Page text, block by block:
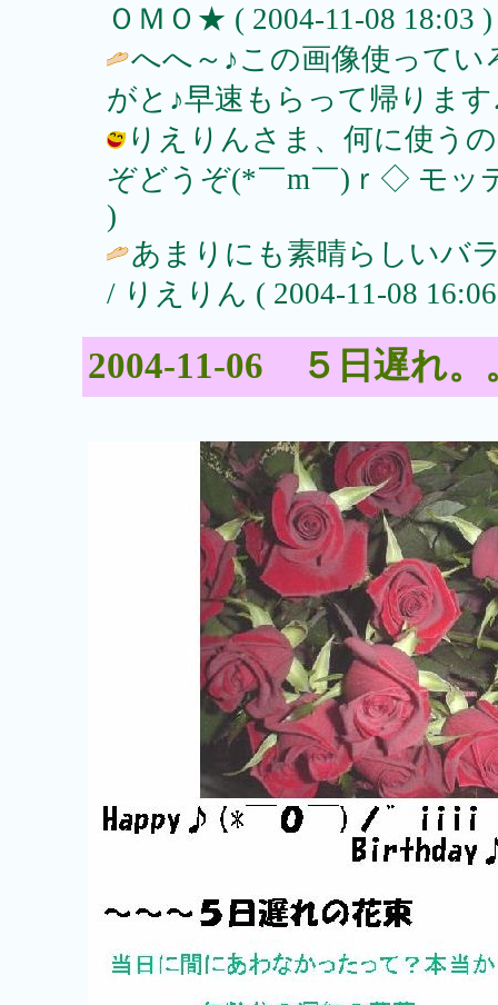
ＯＭＯ★ ( 2004-11-08 18:03 )
へへ～♪この画像使って
がと♪早速もらって帰ります
りえりんさま、何に使う
ぞどうぞ(*￣m￣)ｒ◇ モッ
)
あまりにも素晴らしいバ
/ りえりん ( 2004-11-08
2004-11-06 ５日遅れ。